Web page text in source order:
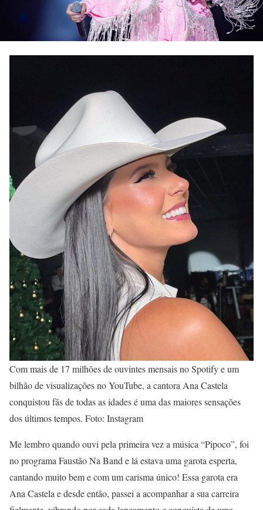
Com mais de 17 milhões de ouvintes mensais no Spotify e um
bilhão de visualizações no YouTube, a cantora Ana Castela
conquistou fãs de todas as idades é uma das maiores sensações
dos últimos tempos. Foto: Instagram
Me lembro quando ouvi pela primeira vez a música “Pipoco”, foi
no programa Faustão Na Band e lá estava uma garota esperta,
cantando muito bem e com um carisma único! Essa garota era
Ana Castela e desde então, passei a acompanhar a sua carreira